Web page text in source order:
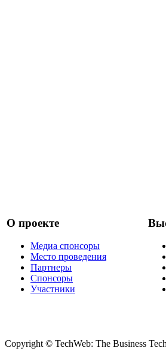
О проекте
Медиа спонсоры
Место проведения
Партнеры
Спонсоры
Участники
Copyright © TechWeb: The Business